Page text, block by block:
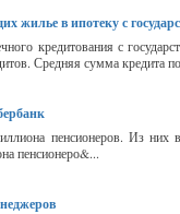
жилье в ипотеку с
кредитования с
Средняя сумма кредита
пенсионеров. Из них
пенсионеро&...